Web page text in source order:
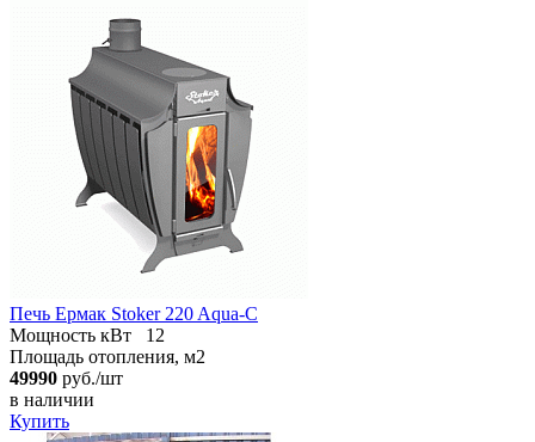
Печь Ермак Stoker 220 Aqua-C
Мощность кВт
12
Площадь отопления, м2
49990 руб./шт
в наличии
Купить